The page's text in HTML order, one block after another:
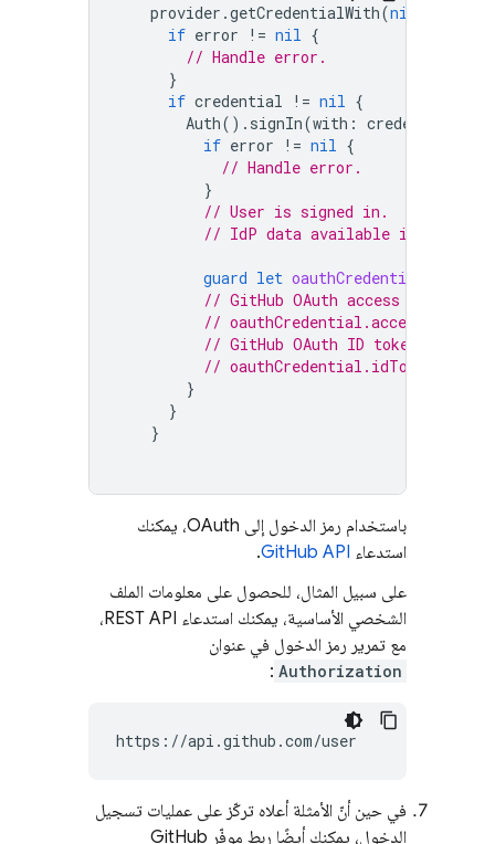
provider .getCredentialWith(nil
if error != nil {
// Handle error.
}
if credential != nil {
Auth(). signIn(with : credential
if error != nil {
// Handle error.
}
// User is signed in.
// IdP data available in
guard let oauthCredential
// GitHub OAuth access token
// oauthCredential.accessToken
// GitHub OAuth ID token can
// oauthCredential.idToken
}
}
}
باستخدام رمز الدخول إلى OAuth، يمكنك
استدعاء GitHub API
.
على سبيل المثال، للحصول على معلومات الملف
الشخصي الأساسية، يمكنك استدعاء REST API،
مع تمرير رمز الدخول في عنوان
Authorization
:
https://api.github.com/user
في حين أنّ الأمثلة أعلاه تركّز على عمليات تسجيل
الدخول، يمكنك أيضًا ربط موفّر GitHub